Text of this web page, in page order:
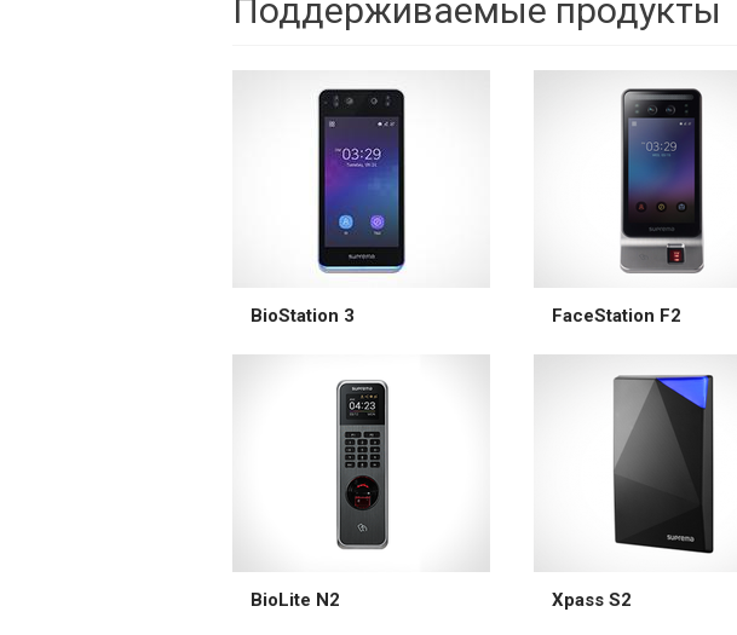
Поддерживаемые продукты
BioStation 3 FaceStation F2
BioLite N2 Xpass S2